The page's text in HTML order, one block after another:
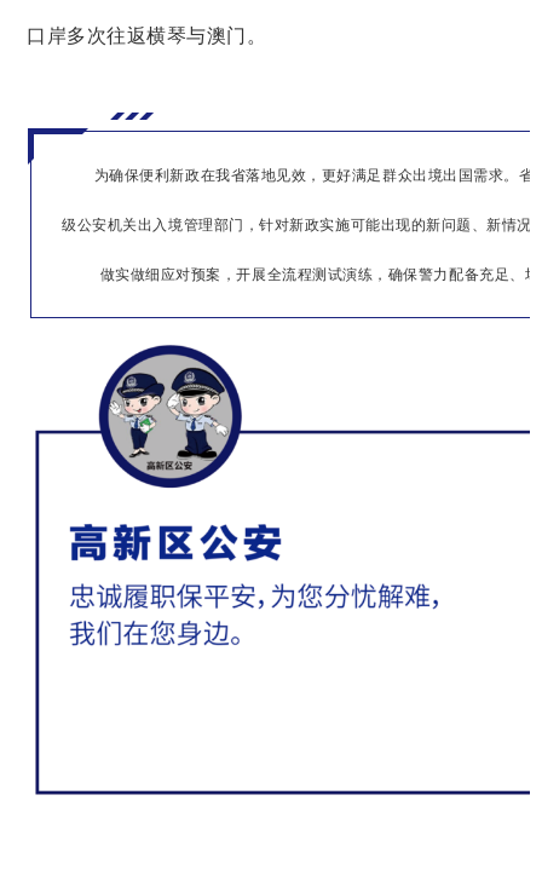
口岸多次往返横琴与澳门。
为确保便利新政在我省落地见效，更好满足群众出境出国需求。
级公安机关出入境管理部门，针对新政实施可能出现的新问题、新情况
做实做细应对预案，开展全流程测试演练，确保警力配备充足、